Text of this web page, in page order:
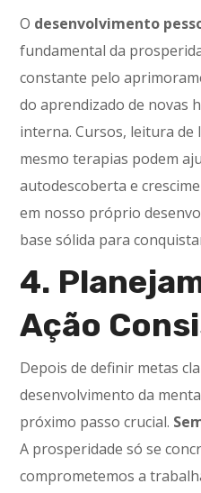
O desenvolvimento
fundamental da
constante pelo
do aprendizado de novas
interna. Cursos, leitura de
mesmo terapias podem
autodescoberta e
em nosso próprio
base sólida para
4.
Ação
Depois de definir metas
desenvolvimento da
próximo passo crucial.
A prosperidade só se
comprometemos a